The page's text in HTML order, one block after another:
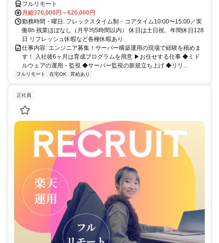
フルリモート
月給370,000円～620,000円
勤務時間・曜日: フレックスタイム制・コアタイム10:00〜15:00／実
働8h 残業ほぼなし（月平均5時間以内） 休日は土日祝、年間休日128
日 リフレッシュ休暇など各種休暇あり
仕事内容: エンジニア募集！サーバー構築運用の現場で経験を積めま
す！ 入社後6ヶ月は育成プログラムを用意 ▶お任せする仕事 ◆ミド
ルウェアの運用・監視 ◆サーバー監視の新規立ち上げ ◆リリ...
フルリモート 在宅OK 昇給あり
正社員